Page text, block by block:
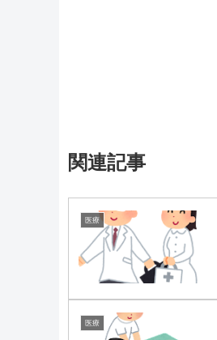
関連記事
医療
医療